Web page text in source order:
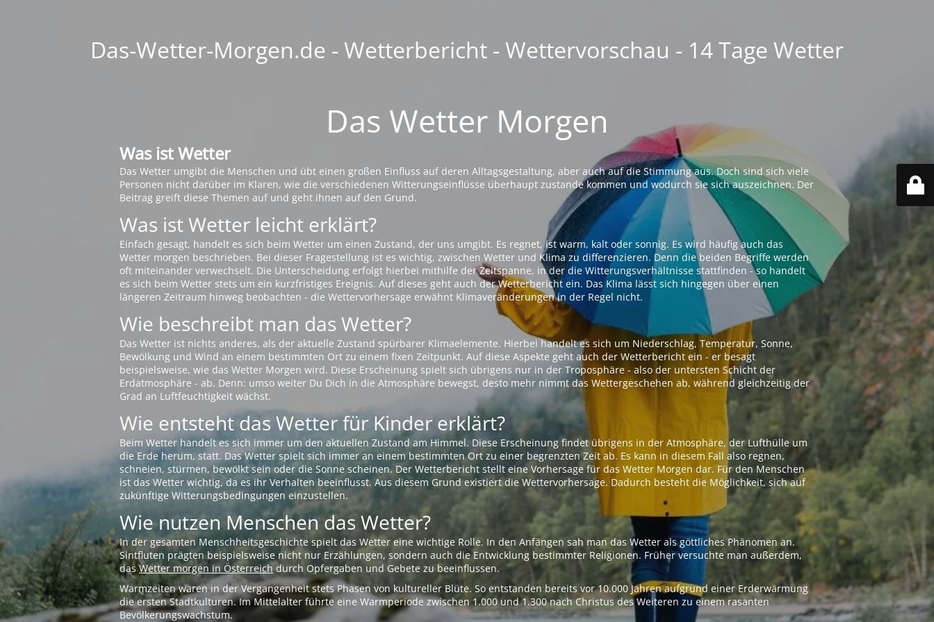
Das-Wetter-Morgen.de - Wetterbericht - Wettervorschau - 14 Tage Wetter
Das Wetter Morgen
Was ist Wetter
Das Wetter umgibt die Menschen und übt einen großen Einfluss auf deren Alltagsgestaltung, aber auch auf die Stimmung aus. Doch sind sich viele
Personen nicht darüber im Klaren, wie die verschiedenen Witterungseinflüsse überhaupt zustande kommen und wodurch sie sich auszeichnen. Der
Beitrag greift diese Themen auf und geht ihnen auf den Grund.
Was ist Wetter leicht erklärt?
Einfach gesagt, handelt es sich beim Wetter um einen Zustand, der uns umgibt. Es regnet, ist warm, kalt oder sonnig. Es wird häufig auch das
Wetter morgen beschrieben. Bei dieser Fragestellung ist es wichtig, zwischen Wetter und Klima zu differenzieren. Denn die beiden Begriffe werden
oft miteinander verwechselt. Die Unterscheidung erfolgt hierbei mithilfe der Zeitspanne, in der die Witterungsverhältnisse stattfinden - so handelt
es sich beim Wetter stets um ein kurzfristiges Ereignis. Auf dieses geht auch der Wetterbericht ein. Das Klima lässt sich hingegen über einen
längeren Zeitraum hinweg beobachten - die Wettervorhersage erwähnt Klimaveränderungen in der Regel nicht.
Wie beschreibt man das Wetter?
Das Wetter ist nichts anderes, als der aktuelle Zustand spürbarer Klimaelemente. Hierbei handelt es sich um Niederschlag, Temperatur, Sonne,
Bewölkung und Wind an einem bestimmten Ort zu einem fixen Zeitpunkt. Auf diese Aspekte geht auch der Wetterbericht ein - er besagt
beispielsweise, wie das Wetter Morgen wird. Diese Erscheinung spielt sich übrigens nur in der Troposphäre - also der untersten Schicht der
Erdatmosphäre - ab. Denn: umso weiter Du Dich in die Atmosphäre bewegst, desto mehr nimmt das Wettergeschehen ab, während gleichzeitig der
Grad an Luftfeuchtigkeit wächst.
Wie entsteht das Wetter für Kinder erklärt?
Beim Wetter handelt es sich immer um den aktuellen Zustand am Himmel. Diese Erscheinung findet übrigens in der Atmosphäre, der Lufthülle um
die Erde herum, statt. Das Wetter spielt sich immer an einem bestimmten Ort zu einer begrenzten Zeit ab. Es kann in diesem Fall also regnen,
schneien, stürmen, bewölkt sein oder die Sonne scheinen. Der Wetterbericht stellt eine Vorhersage für das Wetter Morgen dar. Für den Menschen
ist das Wetter wichtig, da es ihr Verhalten beeinflusst. Aus diesem Grund existiert die Wettervorhersage. Dadurch besteht die Möglichkeit, sich auf
zukünftige Witterungsbedingungen einzustellen.
Wie nutzen Menschen das Wetter?
In der gesamten Menschheitsgeschichte spielt das Wetter eine wichtige Rolle. In den Anfängen sah man das Wetter als göttliches Phänomen an.
Sintfluten prägten beispielsweise nicht nur Erzählungen, sondern auch die Entwicklung bestimmter Religionen. Früher versuchte man außerdem,
dasWetter morgen in Österreichdurch Opfergaben und Gebete zu beeinflussen.
Warmzeiten waren in der Vergangenheit stets Phasen von kultureller Blüte. So entstanden bereits vor 10.000 Jahren aufgrund einer Erderwärmung
die ersten Stadtkulturen. Im Mittelalter führte eine Warmperiode zwischen 1.000 und 1.300 nach Christus des Weiteren zu einem rasanten
Bevölkerungswachstum.